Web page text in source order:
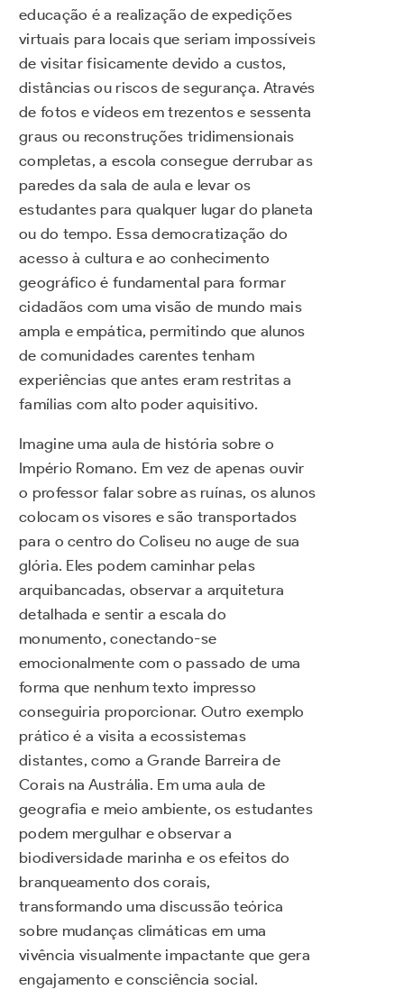
educação é a realização de expedições
virtuais para locais que seriam impossíveis
de visitar fisicamente devido a custos,
distâncias ou riscos de segurança. Através
de fotos e vídeos em trezentos e sessenta
graus ou reconstruções tridimensionais
completas, a escola consegue derrubar as
paredes da sala de aula e levar os
estudantes para qualquer lugar do planeta
ou do tempo. Essa democratização do
acesso à cultura e ao conhecimento
geográfico é fundamental para formar
cidadãos com uma visão de mundo mais
ampla e empática, permitindo que alunos
de comunidades carentes tenham
experiências que antes eram restritas a
famílias com alto poder aquisitivo.
Imagine uma aula de história sobre o
Império Romano. Em vez de apenas ouvir
o professor falar sobre as ruínas, os alunos
colocam os visores e são transportados
para o centro do Coliseu no auge de sua
glória. Eles podem caminhar pelas
arquibancadas, observar a arquitetura
detalhada e sentir a escala do
monumento, conectando-se
emocionalmente com o passado de uma
forma que nenhum texto impresso
conseguiria proporcionar. Outro exemplo
prático é a visita a ecossistemas
distantes, como a Grande Barreira de
Corais na Austrália. Em uma aula de
geografia e meio ambiente, os estudantes
podem mergulhar e observar a
biodiversidade marinha e os efeitos do
branqueamento dos corais,
transformando uma discussão teórica
sobre mudanças climáticas em uma
vivência visualmente impactante que gera
engajamento e consciência social.